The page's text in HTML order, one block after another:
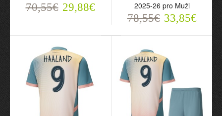
Oficiální Fotbalový Dres
Muži
70,55€ 29,88€
70,55€ 29,88€
2025-26 pro Muži
78,55€ 33,85€